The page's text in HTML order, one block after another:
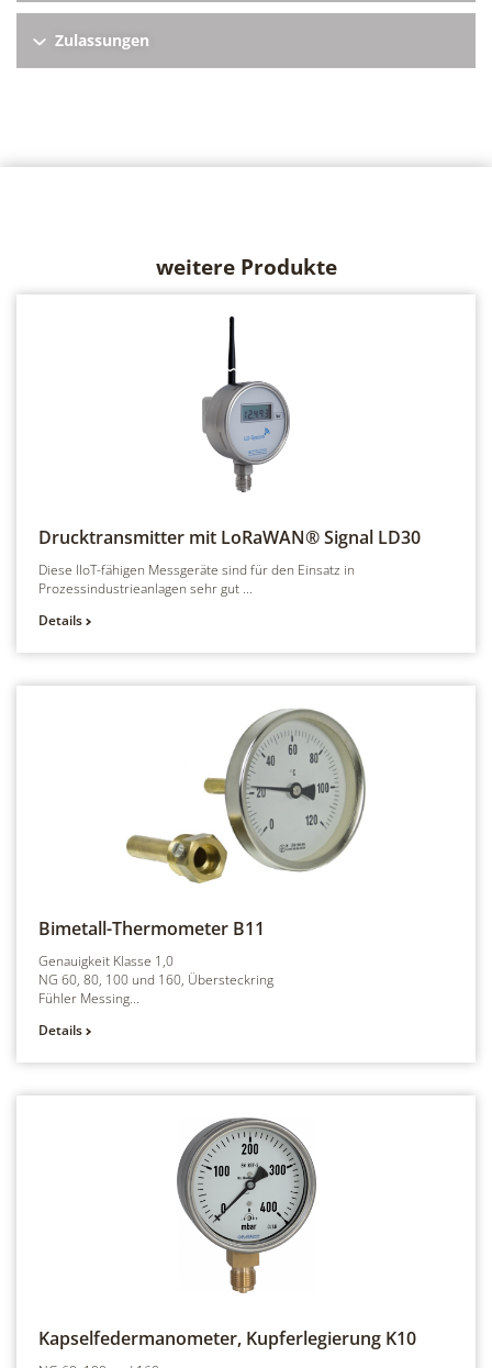
Zulassungen
weitere Produkte
Drucktransmitter mit LoRaWAN® Signal LD30
Diese IIoT-fähigen Messgeräte sind für den Einsatz in
Prozessindustrieanlagen sehr gut ...
Details
Bimetall-Thermometer B11
Genauigkeit Klasse 1,0
NG 60, 80, 100 und 160, Übersteckring
Fühler Messing...
Details
Kapselfedermanometer, Kupferlegierung K10